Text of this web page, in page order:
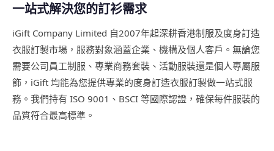
一站式解決您的訂衫需求
iGift Company Limited 自2007年起深耕香港制服及度身訂造
衣服訂製市場，服務對象涵蓋企業、機構及個人客戶。無論您
需要公司員工制服、專業商務套裝、活動服裝還是個人專屬服
飾，iGift 均能為您提供專業的度身訂造衣服訂製做一站式服
務。我們持有 ISO 9001、BSCI 等國際認證，確保每件服裝的
品質符合最高標準。